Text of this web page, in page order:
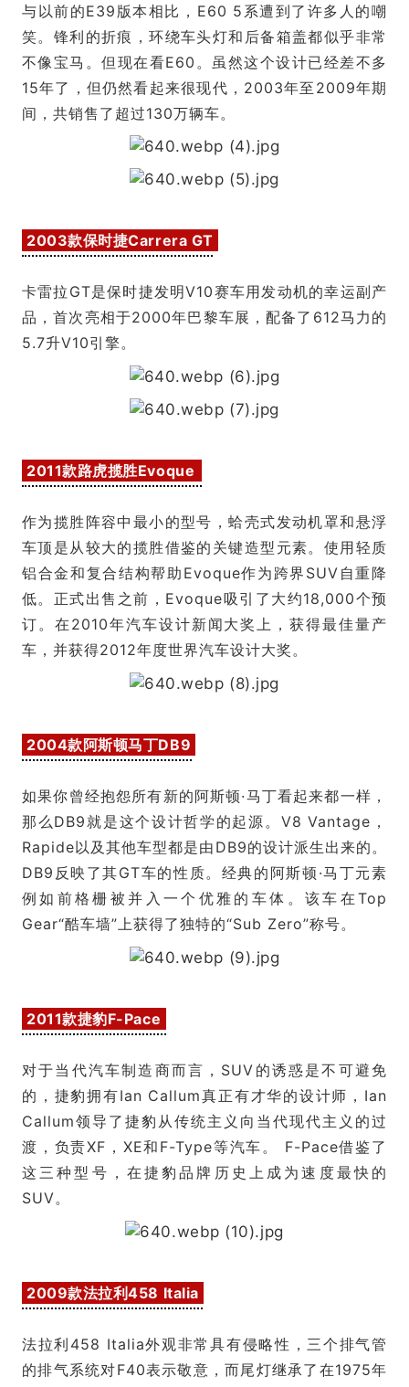
与以前的E39版本相比，E60 5系遭到了许多人的嘲
笑。锋利的折痕，环绕车头灯和后备箱盖都似乎非常
不像宝马。但现在看E60。虽然这个设计已经差不多
15年了，但仍然看起来很现代，2003年至2009年期
间，共销售了超过130万辆车。
2003款保时捷Carrera GT
卡雷拉GT是保时捷发明V10赛车用发动机的幸运副产
品，首次亮相于2000年巴黎车展，配备了612马力的
5.7升V10引擎。
2011款路虎揽胜Evoque
作为揽胜阵容中最小的型号，蛤壳式发动机罩和悬浮
车顶是从较大的揽胜借鉴的关键造型元素。使用轻质
铝合金和复合结构帮助Evoque作为跨界SUV自重降
低。正式出售之前，Evoque吸引了大约18,000个预
订。在2010年汽车设计新闻大奖上，获得最佳量产
车，并获得2012年度世界汽车设计大奖。
2004款阿斯顿马丁DB9
如果你曾经抱怨所有新的阿斯顿·马丁看起来都一样，
那么DB9就是这个设计哲学的起源。V8 Vantage，
Rapide以及其他车型都是由DB9的设计派生出来的。
DB9反映了其GT车的性质。经典的阿斯顿·马丁元素
例如前格栅被并入一个优雅的车体。该车在Top
Gear“酷车墙”上获得了独特的“Sub Zero”称号。
2011款捷豹F-Pace
对于当代汽车制造商而言，SUV的诱惑是不可避免
的，捷豹拥有Ian Callum真正有才华的设计师，Ian
Callum领导了捷豹从传统主义向当代现代主义的过
渡，负责XF，XE和F-Type等汽车。 F-Pace借鉴了
这三种型号，在捷豹品牌历史上成为速度最快的
SUV。
2009款法拉利458 Italia
法拉利458 Italia外观非常具有侵略性，三个排气管
的排气系统对F40表示敬意，而尾灯继承了在1975年